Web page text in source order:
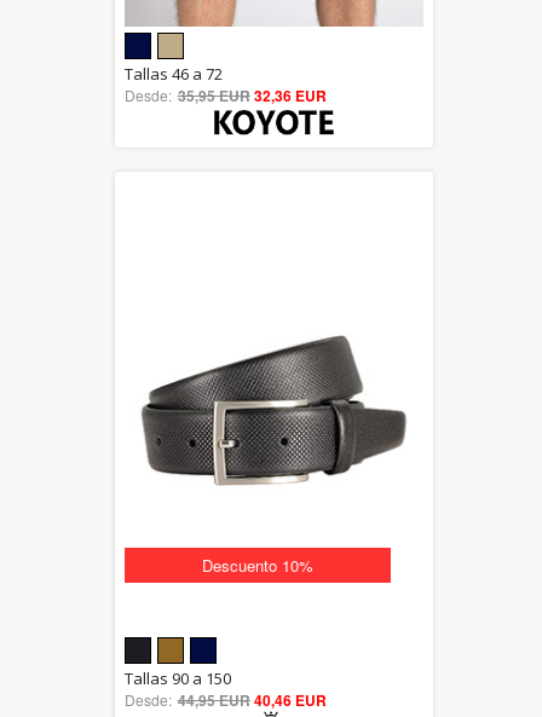
out of 5
Tallas 46 a 72
Desde: 35,95 EUR32,36 EUR
Descuento 10%
5.00
out of 5
Tallas 90 a 150
Desde: 44,95 EUR40,46 EUR